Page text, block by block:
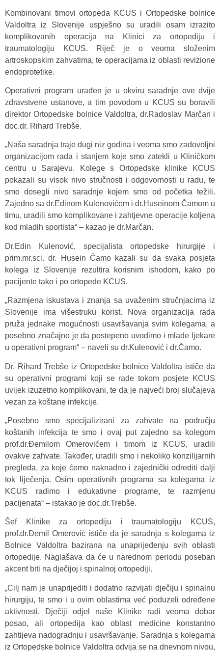
Kombinovani timovi ortopeda KCUS i Ortopedske bolnice
Valdoltra iz Slovenije uspješno su uradili osam izrazito
komplikovanih operacija na Klinici za ortopediju i
traumatologiju KCUS. Riječ je o veoma složenim
artroskopskim zahvatima, te operacijama iz oblasti revizione
endoprotetike.
Operativni program urađen je u okviru saradnje ove dvije
zdravstvene ustanove, a tim povodom u KCUS su boravili
direktor Ortopedske bolnice Valdoltra, dr.Radoslav Marčan i
doc.dr. Rihard Trebše.
„Naša saradnja traje dugi niz godina i veoma smo zadovoljni
organizacijom rada i stanjem koje smo zatekli u Kliničkom
centru u Sarajevu. Kolege s Ortopedske klinike KCUS
pokazali su visok nivo stručnosti i odgovornosti u radu, te
smo dosegli nivo saradnje kojem smo od početka težili.
Zajedno sa dr.Edinom Kulenovićem i dr.Huseinom Čamom u
timu, uradili smo komplikovane i zahtjevne operacije koljena
kod mladih sportista“ – kazao je dr.Marčan.
Dr.Edin Kulenović, specijalista ortopedske hirurgije i
prim.mr.sci. dr. Husein Čamo kazali su da svaka posjeta
kolega iz Slovenije rezultira korisnim ishodom, kako po
pacijente tako i po ortopede KCUS.
„Razmjena iskustava i znanja sa uvaženim stručnjacima iz
Slovenije ima višestruku korist. Nova organizacija rada
pruža jednake mogućnosti usavršavanja svim kolegama, a
posebno značajno je da postepeno uvodimo i mlade ljekare
u operativni program“ – naveli su dr.Kulenović i dr.Čamo.
Dr. Rihard Trebše iz Ortopedske bolnice Valdoltra ističe da
su operativni programi koji se rade tokom posjete KCUS
uvijek izuzetno komplikovani, te da je najveći broj slučajeva
vezan za koštane infekcije.
„Posebno smo specijalizirani za zahvate na području
koštanih infekcija te smo i ovaj put zajedno sa kolegom
prof.dr.Đemilom Omerovićem i timom iz KCUS, uradili
ovakve zahvate. Također, uradili smo i nekoliko konzilijarnih
pregleda, za koje ćemo naknadno i zajednički odrediti dalji
tok liječenja. Osim operativnih programa sa kolegama iz
KCUS radimo i edukativne programe, te razmjenu
pacijenata“ – istakao je doc.dr.Trebše.
Šef Klinike za ortopediju i traumatologiju KCUS,
prof.dr.Đemil Omerović ističe da je saradnja s kolegama iz
Bolnice Valdoltra bazirana na unaprijeđenju svih oblasti
ortopedije. Naglašava da će u narednom periodu poseban
akcent biti na dječijoj i spinalnoj ortopediji.
„Cilj nam je unaprijediti i dodatno razvijati dječiju i spinalnu
hirurgiju, te smo i u ovim oblastima već poduzeli određene
aktivnosti. Dječiji odjel naše Klinike radi veoma dobar
posao, ali ortopedija kao oblast medicine konstantno
zahtijeva nadogradnju i usavršavanje. Saradnja s kolegama
iz Ortopedske bolnice Valdoltra odvija se na dnevnom nivou,